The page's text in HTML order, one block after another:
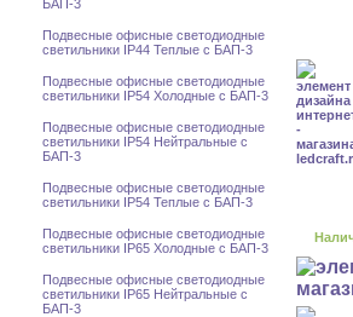
БАП-3
Подвесные офисные светодиодные
светильники IP44 Теплые с БАП-3
Подвесные офисные светодиодные
светильники IP54 Холодные с БАП-3
Подвесные офисные светодиодные
светильники IP54 Нейтральные с
БАП-3
Подвесные офисные светодиодные
светильники IP54 Теплые с БАП-3
Подвесные офисные светодиодные
светильники IP65 Холодные с БАП-3
Подвесные офисные светодиодные
светильники IP65 Нейтральные с
БАП-3